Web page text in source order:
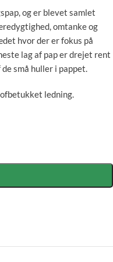
og er blevet samlet
omtanke og
hvor der er fokus på
lag af pap er drejet rent
små huller i pappet.
ledning.